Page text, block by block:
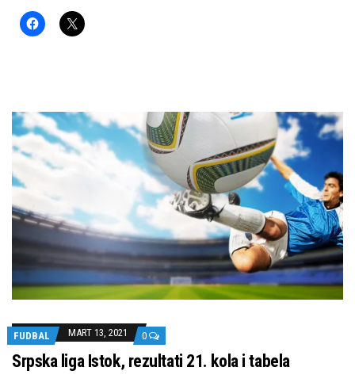
FUDBAL MART 13, 2021 0
Srpska liga Istok, rezultati 21. kola i tabela